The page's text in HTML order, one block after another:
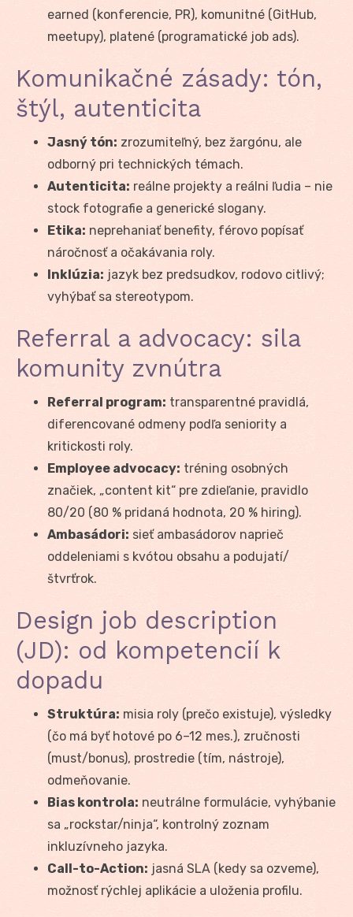
earned (konferencie, PR), komunitné (GitHub,
meetupy), platené (programatické job ads).
Komunikačné zásady: tón,
štýl, autenticita
Jasný tón: zrozumiteľný, bez žargónu, ale
odborný pri technických témach.
Autenticita: reálne projekty a reálni ľudia – nie
stock fotografie a generické slogany.
Etika: neprehaniať benefity, férovo popísať
náročnosť a očakávania roly.
Inklúzia: jazyk bez predsudkov, rodovo citlivý;
vyhýbať sa stereotypom.
Referral a advocacy: sila
komunity zvnútra
Referral program: transparentné pravidlá,
diferencované odmeny podľa seniority a
kritickosti roly.
Employee advocacy: tréning osobných
značiek, „content kit“ pre zdieľanie, pravidlo
80/20 (80 % pridaná hodnota, 20 % hiring).
Ambasádori: sieť ambasádorov naprieč
oddeleniami s kvótou obsahu a podujatí/
štvrťrok.
Design job description
(JD): od kompetencií k
dopadu
Struktúra: misia roly (prečo existuje), výsledky
(čo má byť hotové po 6–12 mes.), zručnosti
(must/bonus), prostredie (tím, nástroje),
odmeňovanie.
Bias kontrola: neutrálne formulácie, vyhýbanie
sa „rockstar/ninja“, kontrolný zoznam
inkluzívneho jazyka.
Call-to-Action: jasná SLA (kedy sa ozveme),
možnosť rýchlej aplikácie a uloženia profilu.